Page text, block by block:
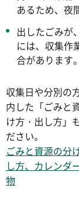
あるため、夜
出したごみが
には、収集作
合があります。
収集日や分別の
内した「ごみと
け方・出し方」
ださい。
ごみと資源の分
し方、カレンダ
物